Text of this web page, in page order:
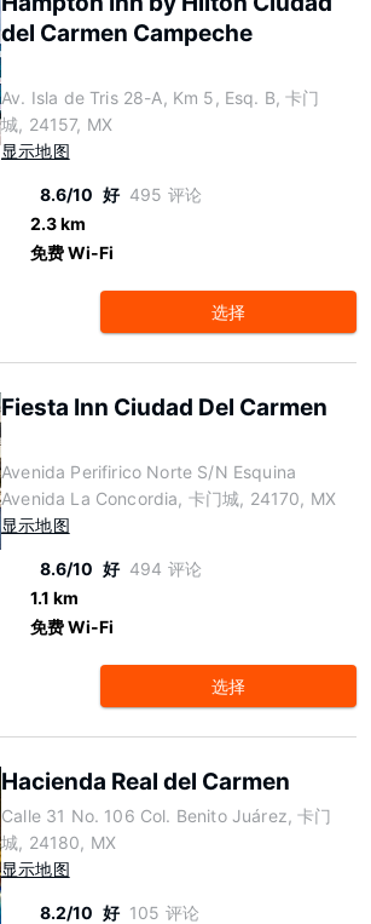
del Carmen Campeche
Av. Isla de Tris 28-A, Km 5, Esq. B, 卡门
城, 24157, MX
显示地图
8.6/10 好 495 评论
2.3 km
免费 Wi-Fi
选择
Fiesta Inn Ciudad Del Carmen
Avenida Perifirico Norte S/N Esquina
Avenida La Concordia, 卡门城, 24170, MX
显示地图
8.6/10 好 494 评论
1.1 km
免费 Wi-Fi
选择
Hacienda Real del Carmen
Calle 31 No. 106 Col. Benito Juárez, 卡门
城, 24180, MX
显示地图
8.2/10 好 105 评论